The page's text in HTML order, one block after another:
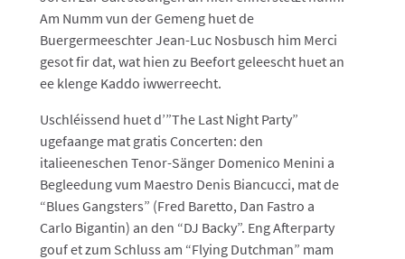
Am Numm vun der Gemeng huet de
Buergermeeschter Jean-Luc Nosbusch him Merci
gesot fir dat, wat hien zu Beefort geleescht huet an
ee klenge Kaddo iwwerreecht.
Uschléissend huet d’”The Last Night Party”
ugefaange mat gratis Concerten: den
italieeneschen Tenor-Sänger Domenico Menini a
Begleedung vum Maestro Denis Biancucci, mat de
“Blues Gangsters” (Fred Baretto, Dan Fastro a
Carlo Bigantin) an den “DJ Backy”. Eng Afterparty
gouf et zum Schluss am “Flying Dutchman” mam